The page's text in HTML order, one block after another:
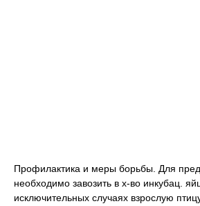
Профилактика и меры борьбы. Для
необходимо завозить в х-во инкубац.
исключительных случаях взрослую